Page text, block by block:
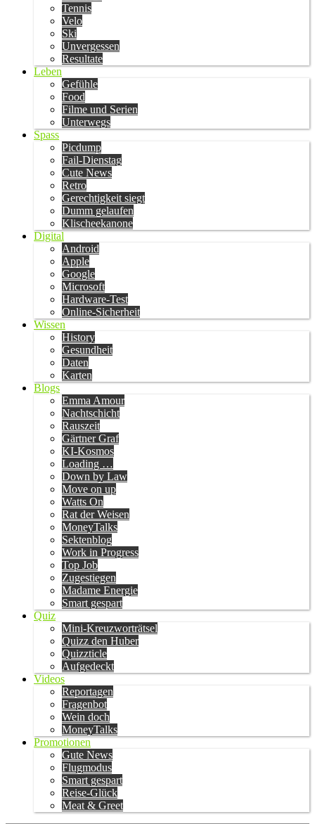
Tennis
Velo
Ski
Unvergessen
Resultate
Leben
Gefühle
Food
Filme und Serien
Unterwegs
Spass
Picdump
Fail-Dienstag
Cute News
Retro
Gerechtigkeit siegt
Dumm gelaufen
Klischeekanone
Digital
Android
Apple
Google
Microsoft
Hardware-Test
Online-Sicherheit
Wissen
History
Gesundheit
Daten
Karten
Blogs
Emma Amour
Nachtschicht
Rauszeit
Gärtner Graf
KI-Kosmos
Loading …
Down by Law
Move on up
Watts On
Rat der Weisen
MoneyTalks
Sektenblog
Work in Progress
Top Job
Zugestiegen
Madame Energie
Smart gespart
Quiz
Mini-Kreuzworträtsel
Quizz den Huber
Quizzticle
Aufgedeckt
Videos
Reportagen
Fragenbot
Wein doch
MoneyTalks
Promotionen
Gute News
Flugmodus
Smart gespart
Reise-Glück
Meat & Greet